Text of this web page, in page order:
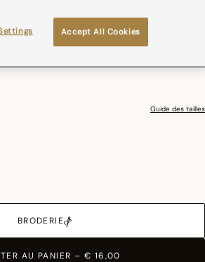
Standard 100 by Oeko-Tex®
Guide des tailles
BRODERIE
AU PANIER – € 16,00
Accept All Cookies